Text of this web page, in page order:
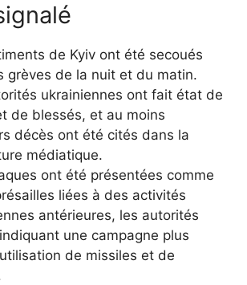
de Kyiv ont été secoués
grèves de la nuit et du matin.
ukrainiennes ont fait état de
de blessés, et au moins
décès ont été cités dans la
médiatique.
ont été présentées comme
liées à des activités
antérieures, les autorités
une campagne plus
de missiles et de